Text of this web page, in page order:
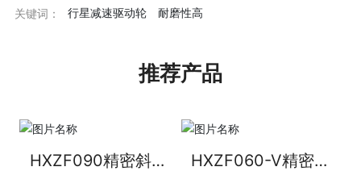
关键词： 行星减速驱动轮 耐磨性高
推荐产品
HXZF090精密斜齿
HXZF060-V精密斜